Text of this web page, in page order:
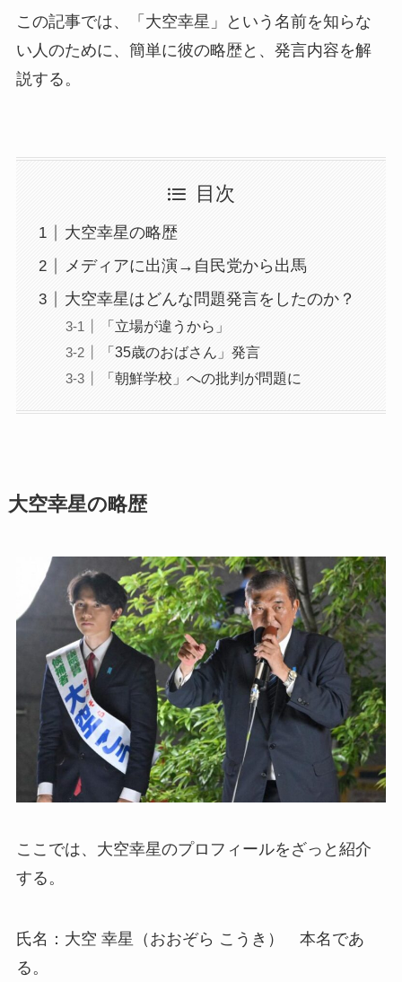
この記事では、「大空幸星」という名前を知らな
い人のために、簡単に彼の略歴と、発言内容を解
説する。
目次
大空幸星の略歴
メディアに出演→自民党から出馬
大空幸星はどんな問題発言をしたのか？
「立場が違うから」
「35歳のおばさん」発言
「朝鮮学校」への批判が問題に
大空幸星の略歴
ここでは、大空幸星のプロフィールをざっと紹介
する。
氏名：大空 幸星（おおぞら こうき） 本名であ
る。